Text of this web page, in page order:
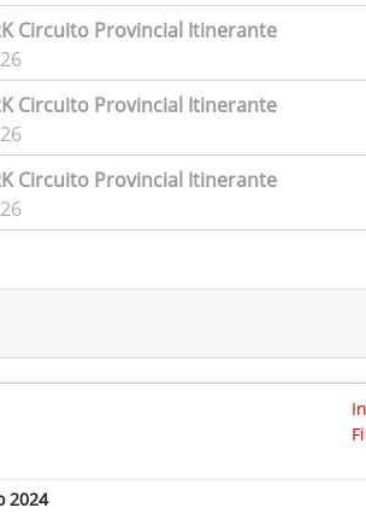
Circuito Provincial Itinerante
Circuito Provincial Itinerante
Circuito Provincial Itinerante
2024